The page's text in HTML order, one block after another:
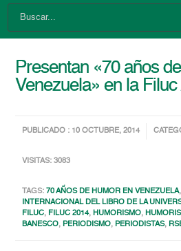
Presentan «70 años
Venezuela» en la Filuc
PUBLICADO : 10 OCTUBRE, 2014
VISITAS: 3083
TAGS: 70 AÑOS DE HUMOR EN VENEZUELA
INTERNACIONAL DEL LIBRO DE LA
FILUC, FILUC 2014,HUMORISMO,
BANESCO, PERIODISMO, PERIODISTAS,